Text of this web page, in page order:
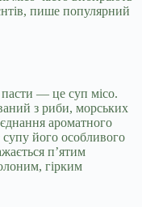
пише популярний
пасти — це суп місо.
з риби, морських
ароматного
супу його особливого
п’ятим
гірким